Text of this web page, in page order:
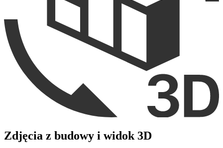
Zdjęcia z budowy i widok 3D